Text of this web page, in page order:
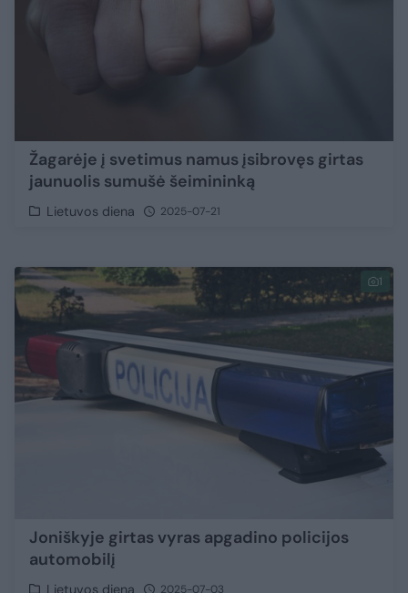
Žagarėje į svetimus namus įsibrovęs girtas
jaunuolis sumušė šeimininką
Lietuvos diena 2025-07-21
1
Joniškyje girtas vyras apgadino policijos
automobilį
2025-07-03